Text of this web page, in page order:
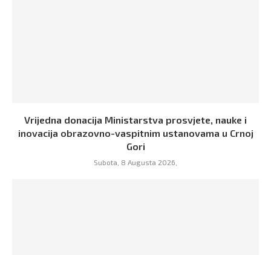
Vrijedna donacija Ministarstva prosvjete, nauke i
inovacija obrazovno-vaspitnim ustanovama u Crnoj
Gori
Subota, 8 Augusta 2026,